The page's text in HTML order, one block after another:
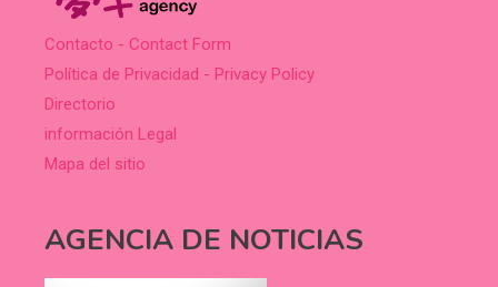
Contacto - Contact Form
Política de Privacidad - Privacy Policy
Directorio
información Legal
Mapa del sitio
AGENCIA DE NOTICIAS